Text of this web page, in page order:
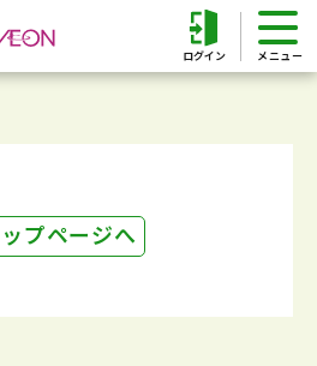
ログイン
ップページへ